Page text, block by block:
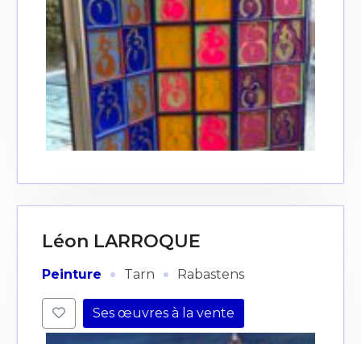
* Champ obligatoire
Léon LARROQUE
Peinture · Tarn · Rabastens
Ses œuvres à la vente